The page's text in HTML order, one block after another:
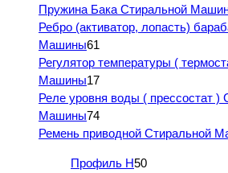
Пружина Бака Стиральной
Ребро (активатор, лопасть)
Машины61
Регулятор температуры (
Машины17
Реле уровня воды ( прессостат )
Машины74
Ремень приводной Стиральной
Профиль H50